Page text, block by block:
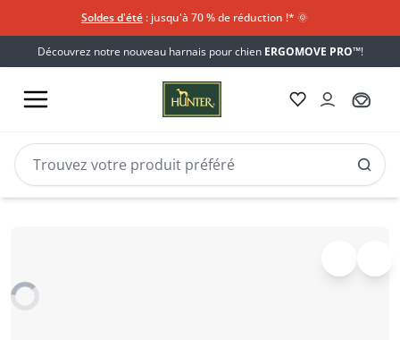
Soldes d'été : jusqu'à 70 % de réduction !*​ 🌞
Découvrez notre nouveau harnais pour chien ERGOMOVE PRO™!